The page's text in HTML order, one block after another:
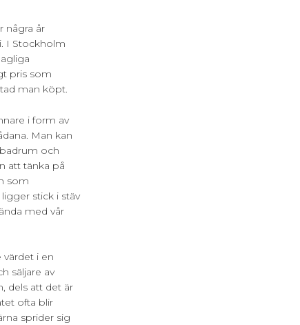
några år
I Stockholm
pris som
man köpt.
i form av
Man kan
och
att tänka på
som
stick i stäv
med vår
i en
säljare av
dels att det är
ofta blir
sprider sig